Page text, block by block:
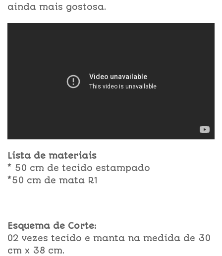
ainda mais gostosa.
Lista de materiais
* 50 cm de tecido estampado
*50 cm de mata R1
Esquema de Corte:
02 vezes tecido e manta na medida de 30
cm x 38 cm.